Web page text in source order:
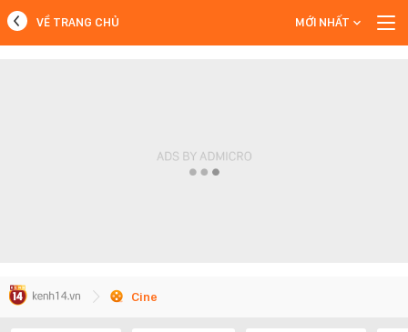
VỀ TRANG CHỦ MỚI NHẤT
Cine